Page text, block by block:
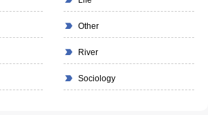
Other
River
Sociology